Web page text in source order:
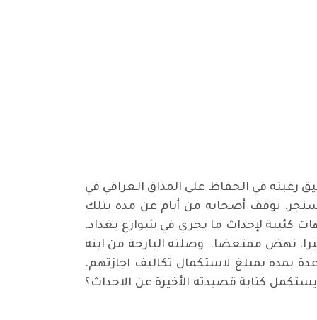
رغبته في الحفاظ على المذاق العراقي في
توقف أصحابه من أيام عن مده بتلك
كئيبة لإحداث ما يجري في شوارع بغداد.
نهض ممتعضا. وصلته البارحة من ابنه
بمده بمبلغ لاستكمال تكاليف اجازتهم.
كتابة قصيدته الأخيرة عن الاحداث؟